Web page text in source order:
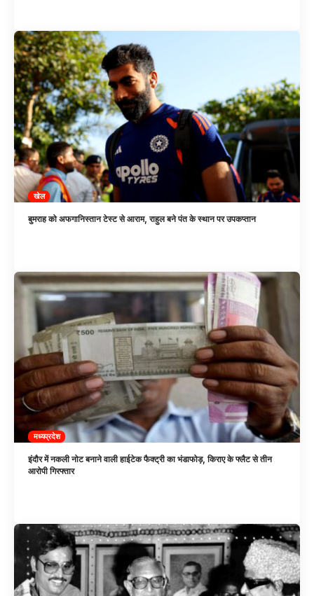
खेल
बुमराह को अफगानिस्तान टेस्ट से आराम, राहुल बने पंत के स्थान पर उपकप्तान
मध्यप्रदेश
इंदौर में नकली नोट बनाने वाली हाईटेक फैक्ट्री का भंडाफोड़, किराए के फ्लैट से तीन
आरोपी गिरफ्तार